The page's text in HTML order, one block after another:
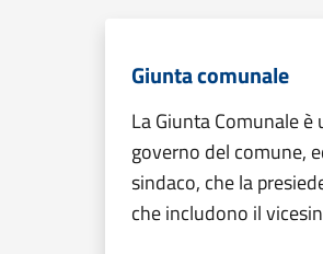
Giunta comunale
La Giunta Comunale
governo del comune,
sindaco, che la
che includono il